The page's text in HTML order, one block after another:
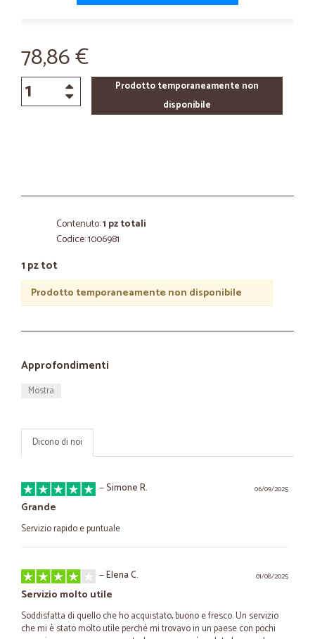
78,86 €
Prodotto temporaneamente non
disponibile
Contenuto:1 pz totali
Codice: 1006981
1 pz tot
Prodotto temporaneamente non disponibile
Approfondimenti
Mostra
Dicono di noi
06/09/2025
—Simone R.
Grande
Servizio rapido e puntuale
01/08/2025
—Elena C.
Servizio molto utile
Soddisfatta di quello che ho acquistato, buono e fresco. Un servizio
che mi è stato molto utile perché mi trovavo in un paese con pochi